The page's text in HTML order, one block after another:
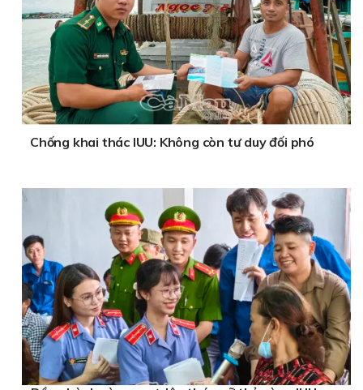
Chống khai thác IUU: Không còn tư duy đối phó